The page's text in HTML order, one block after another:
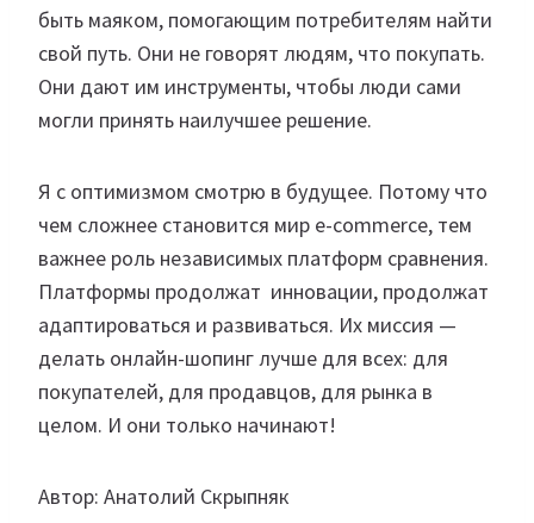
быть маяком, помогающим потребителям найти
свой путь. Они не говорят людям, что покупать.
Они дают им инструменты, чтобы люди сами
могли принять наилучшее решение.
Я с оптимизмом смотрю в будущее. Потому что
чем сложнее становится мир e-commerce, тем
важнее роль независимых платформ сравнения.
Платформы продолжат инновации, продолжат
адаптироваться и развиваться. Их миссия —
делать онлайн-шопинг лучше для всех: для
покупателей, для продавцов, для рынка в
целом. И они только начинают!
Автор: Анатолий Скрыпняк